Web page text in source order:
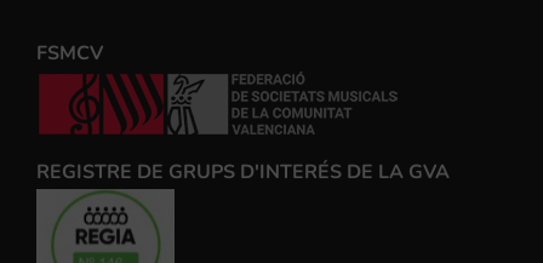
FSMCV
REGISTRE DE GRUPS D'INTERÉS DE LA GVA